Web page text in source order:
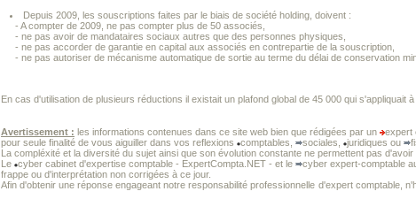
Depuis 2009, les souscriptions faites par le biais de société holding, doivent :
- A compter de 2009, ne pas compter plus de 50 associés,
- ne pas avoir de mandataires sociaux autres que des personnes physiques,
- ne pas accorder de garantie en capital aux associés en contrepartie de la souscription,
- ne pas autoriser de mécanisme automatique de sortie au terme du délai de conservation
En cas d'utilisation de plusieurs réductions il existait un plafond global de 45 000 qui s'appliquait à
Avertissement : les informations contenues dans ce site web bien que rédigées par un expert
pour seule finalité de vous aiguiller dans vos reflexions
comptables, sociales, juridiques ou
La compléxité et la diversité du sujet ainsi que son évolution constante ne permettent pas
Le cyber cabinet d'expertise comptable - ExpertCompta.NET - et le
cyber expert-comptable
frappe ou d'interprétation non corrigées à ce jour.
Afin d'obtenir une réponse engageant notre responsabilité professionnelle d'expert comptable,